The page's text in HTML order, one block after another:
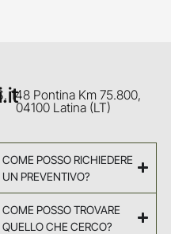
148 Pontina Km 75.800,
04100 Latina (LT)
COME POSSO RICHIEDERE
UN PREVENTIVO?
COME POSSO TROVARE
QUELLO CHE CERCO?